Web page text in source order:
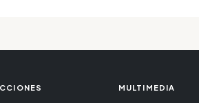
MULTIMEDIA